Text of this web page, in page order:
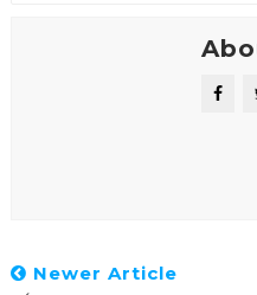
Newer Article